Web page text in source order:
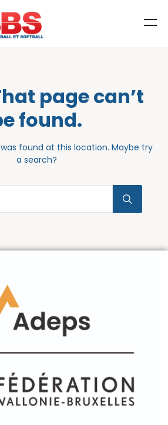
page can’t
found.
found at this location. Maybe try
a search?